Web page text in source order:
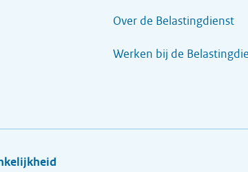
Over de Belastingdienst
Werken bij de